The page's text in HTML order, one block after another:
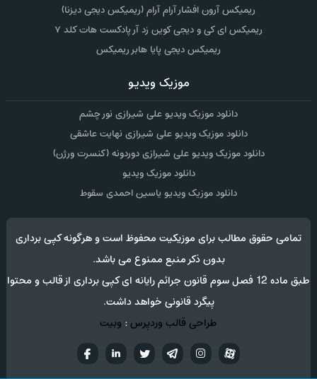
ریمیکس آرون افشار آرام آرام (ریمیکس دیجی دیزنا)
ریمیکس ای کی و دیجی کوین زد آر پادکست هات کلد ۷
ریمیکس دیجی پایا هابر ریمیکس
موزیک ویدیو
دانلود موزیک ویدیو علی شیرازی نور چشم
دانلود موزیک ویدیو علی شیرازی نهایت عاشقی
دانلود موزیک ویدیو علی شیرازی دوردونه (کنسرت ورژن)
دانلود موزیک ویدیو
دانلود موزیک ویدیو یاسین احمدی سقوط
تمامی حقوق مطالب برای موزیکیت محفوظ است و هرگونه کپی برداری
بدون ذکر منبع ممنوع می باشد.
طبق ماده 12 فصل سوم قانون جرائم رایانه ای کپی برداری از قالب و محتوا
پیگرد قانونی خواهد داشت.
طراحی قالب وردپرس: وبیت
تويترتلگراماینستاگرام آپارات